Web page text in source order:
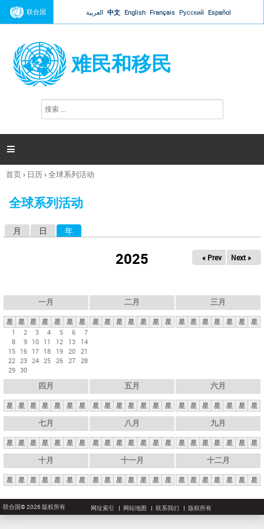
Jump to navigation
联合国 العربية 中文 English Français Русский Español
难民和移民
搜
索

你
这
首页› 日历›全球系列活动
全球系列活动
月 日 年
2025 « Prev Next »
一月
星 星 星 星 星 星
星
1
2 3 4 5 6
7
8
9 10 11 12 13
14
15 16 17 18 19 20 21
22 23 24 25 26 27 28
29 30
二月
星 星 星 星 星 星 星
三月
星 星 星 星 星 星 星
四月
星 星 星 星 星 星 星
五月
星 星 星 星 星 星 星
六月
星 星 星 星 星 星 星
七月
星 星 星 星 星 星 星
八月
星 星 星 星 星 星 星
九月
星 星 星 星 星 星 星
十月
星 星 星 星 星 星 星
十一月
星 星 星 星 星 星 星
十二月
星 星 星 星 星 星 星
联合国© 2026 版权所有 网址索引 网站地图 联系我们 版权所有